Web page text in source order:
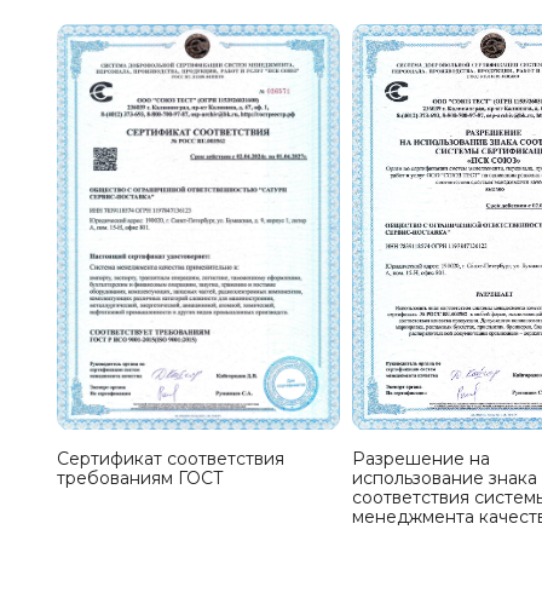
Сертификат соответствия
требованиям ГОСТ
Разрешение на
использование знака
соответствия
менеджмента